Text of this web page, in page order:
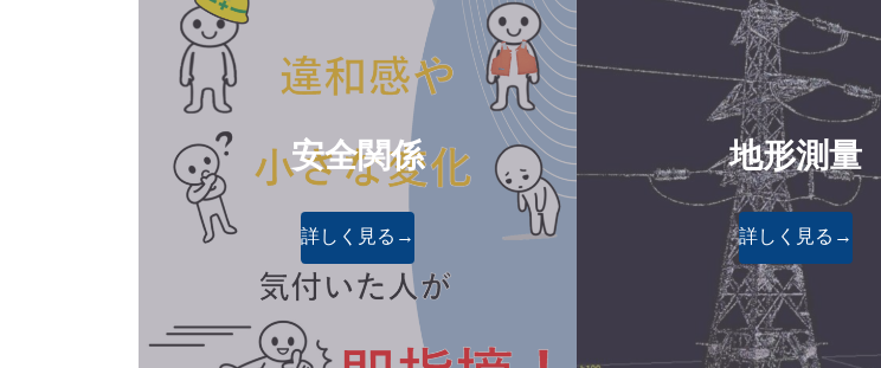
安全関係
詳しく見る→
地形測量
詳しく見る→